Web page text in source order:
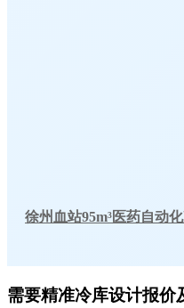
徐州血站95m³医药自动
需要精准冷库设计报价